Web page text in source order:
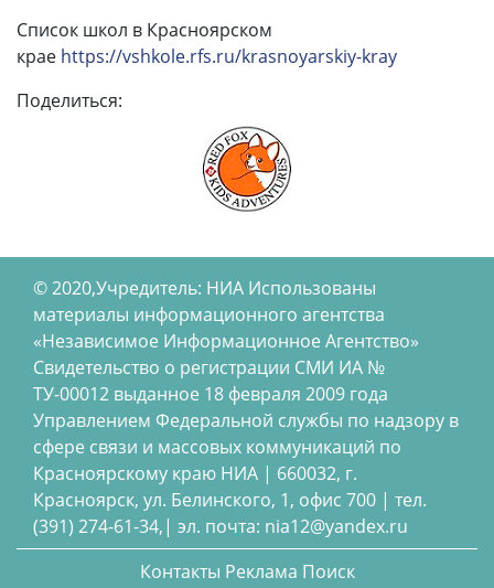
Список школ в Красноярском
крае https://vshkole.rfs.ru/krasnoyarskiy-kray
Поделиться:
© 2020,Учредитель: НИА Использованы
материалы информационного агентства
«Независимое Информационное Агентство»
Свидетельство о регистрации СМИ ИА №
ТУ-00012 выданное 18 февраля 2009 года
Управлением Федеральной службы по надзору в
сфере связи и массовых коммуникаций по
Красноярскому краю НИА | 660032, г.
Красноярск, ул. Белинского, 1, офис 700 | тел.
(391) 274-61-34,| эл. почта: nia12@yandex.ru
Контакты Реклама Поиск